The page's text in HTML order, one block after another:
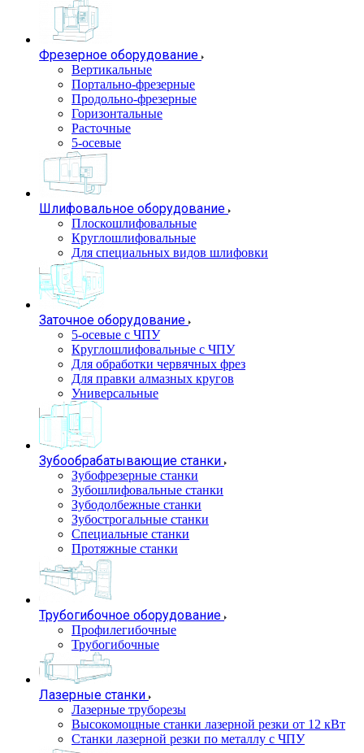
Фрезерное оборудование
Вертикальные
Портально-фрезерные
Продольно-фрезерные
Горизонтальные
Расточные
5-осевые
Шлифовальное оборудование
Плоскошлифовальные
Круглошлифовальные
Для специальных видов шлифовки
Заточное оборудование
5-осевые с ЧПУ
Круглошлифовальные с ЧПУ
Для обработки червячных фрез
Для правки алмазных кругов
Универсальные
Зубообрабатывающие станки
Зубофрезерные станки
Зубошлифовальные станки
Зубодолбежные станки
Зубострогальные станки
Специальные станки
Протяжные станки
Трубогибочное оборудование
Профилегибочные
Трубогибочные
Лазерные станки
Лазерные труборезы
Высокомощные станки лазерной резки от 12 кВт
Станки лазерной резки по металлу с ЧПУ